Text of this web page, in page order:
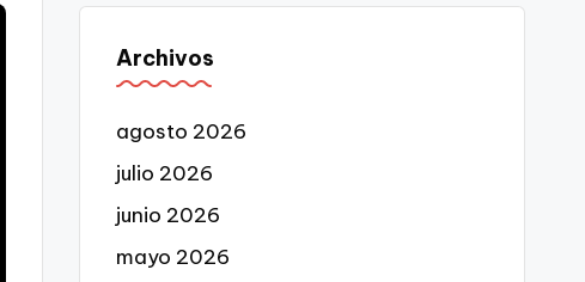
Archivos
agosto 2026
julio 2026
junio 2026
mayo 2026